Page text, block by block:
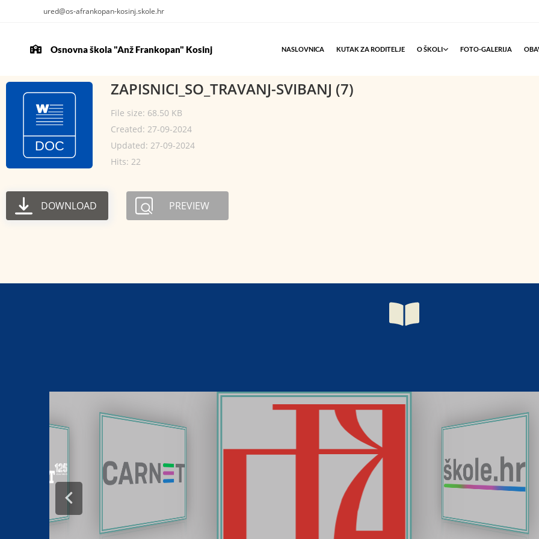
ured@os-afrankopan-kosinj.skole.hr
Osnovna škola "Anž Frankopan" Kosinj NASLOVNICA KUTAK ZA RODITELJE O ŠKOLI FOTO-GALERIJA
ZAPISNICI_SO_TRAVANJ-SVIBANJ (7)
File size: 68.50 KB
Created: 27-09-2024
Updated: 27-09-2024
Hits: 22
DOWNLOAD PREVIEW